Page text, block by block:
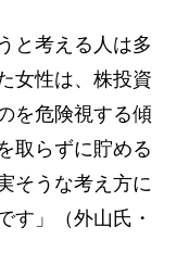
と考える人は多
女性は、株投資
を危険視する傾
取らずに貯める
そうな考え方に
す」（外山氏・